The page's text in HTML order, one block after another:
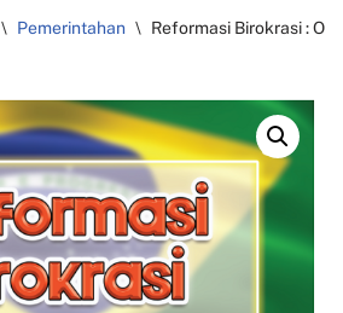
\ Pemerintahan \ Reformasi Birokrasi :